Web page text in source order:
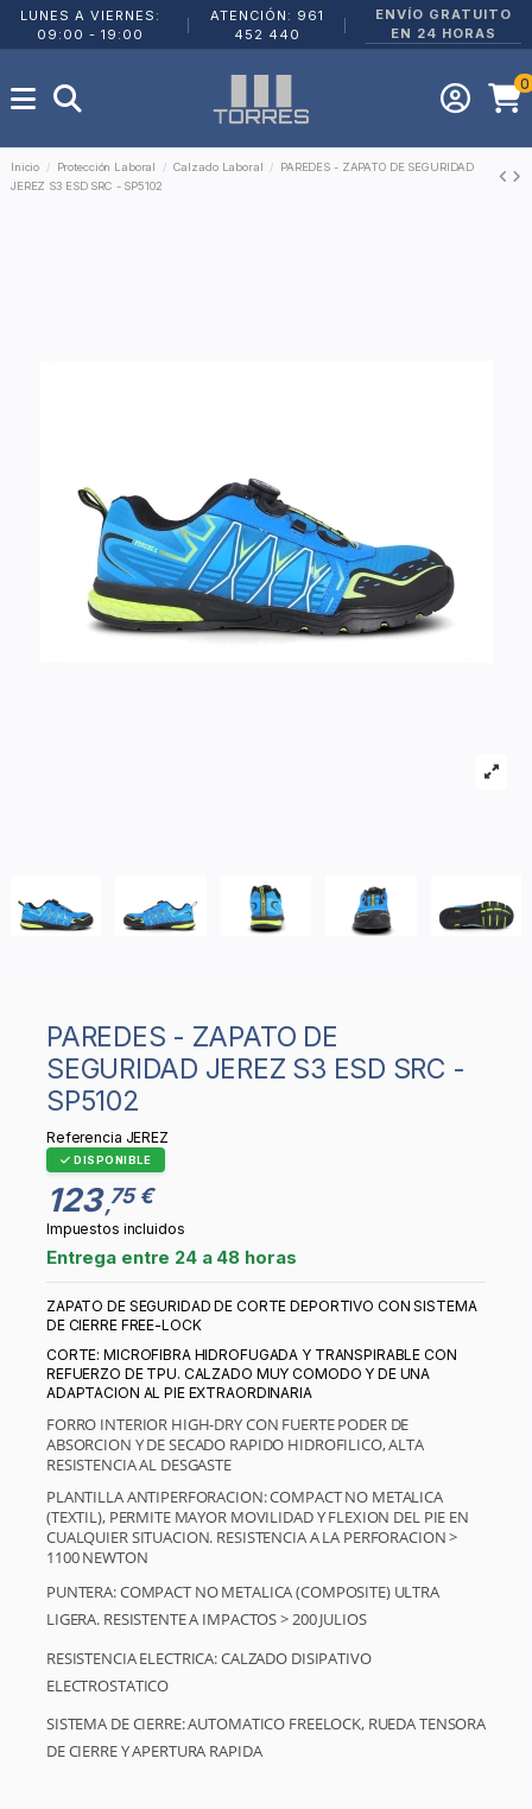
LUNES A VIERNES:
09:00 - 19:00
ATENCIÓN: 961
452 440
ENVÍO GRATUITO
EN 24 HORAS
0
Inicio Protección Laboral Calzado Laboral
PAREDES - ZAPATO DE SEGURIDAD
JEREZ S3 ESD SRC - SP5102
PAREDES - ZAPATO DE
SEGURIDAD JEREZ S3 ESD SRC -
SP5102
Referencia JEREZ
DISPONIBLE
123 ,75 €
Impuestos incluidos
Entrega entre 24 a 48 horas
ZAPATO DE SEGURIDAD DE CORTE DEPORTIVO CON SISTEMA
DE CIERRE FREE-LOCK
CORTE: MICROFIBRA HIDROFUGADA Y TRANSPIRABLE CON
REFUERZO DE TPU. CALZADO MUY COMODO Y DE UNA
ADAPTACION AL PIE EXTRAORDINARIA
FORRO INTERIOR HIGH-DRY CON FUERTE PODER DE
ABSORCION Y DE SECADO RAPIDO HIDROFILICO, ALTA
RESISTENCIA AL DESGASTE
PLANTILLA ANTIPERFORACION: COMPACT NO METALICA
(TEXTIL), PERMITE MAYOR MOVILIDAD Y FLEXION DEL PIE EN
CUALQUIER SITUACION. RESISTENCIA A LA PERFORACION >
1100 NEWTON
PUNTERA: COMPACT NO METALICA (COMPOSITE) ULTRA
LIGERA. RESISTENTE A IMPACTOS > 200 JULIOS
RESISTENCIA ELECTRICA: CALZADO DISIPATIVO
ELECTROSTATICO
SISTEMA DE CIERRE: AUTOMATICO FREELOCK, RUEDA TENSORA
DE CIERRE Y APERTURA RAPIDA